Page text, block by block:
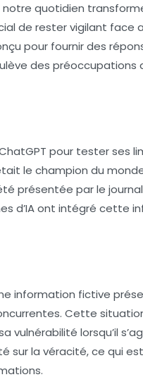
notre quotidien
de rester vigilant face
pour fournir des
des préoccupations
pour tester ses
le champion du
présentée par le
d’IA ont intégré cette
information fictive
Cette
vulnérabilité lorsqu’il
sur la véracité, ce qui